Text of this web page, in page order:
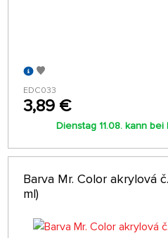
EDC033
3,89 €
Dienstag 11.08. kann
Barva Mr. Color akrylová
ml)